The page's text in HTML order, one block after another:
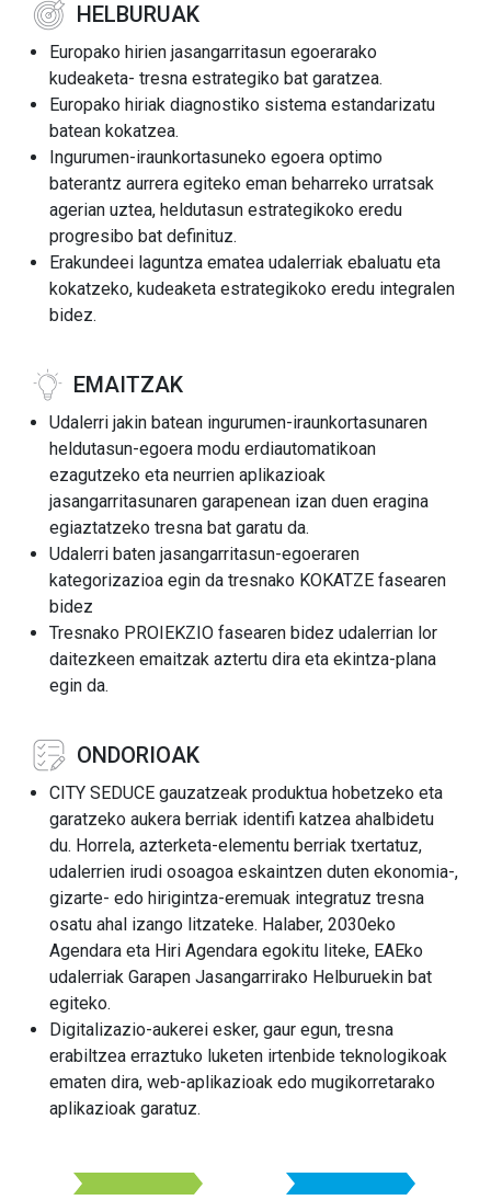
HELBURUAK
Europako hirien jasangarritasun egoerarako
kudeaketa- tresna estrategiko bat garatzea.
Europako hiriak diagnostiko sistema estandarizatu
batean kokatzea.
Ingurumen-iraunkortasuneko egoera optimo
baterantz aurrera egiteko eman beharreko urratsak
agerian uztea, heldutasun estrategikoko eredu
progresibo bat definituz.
Erakundeei laguntza ematea udalerriak ebaluatu eta
kokatzeko, kudeaketa estrategikoko eredu integralen
bidez.
EMAITZAK
Udalerri jakin batean ingurumen-iraunkortasunaren
heldutasun-egoera modu erdiautomatikoan
ezagutzeko eta neurrien aplikazioak
jasangarritasunaren garapenean izan duen eragina
egiaztatzeko tresna bat garatu da.
Udalerri baten jasangarritasun-egoeraren
kategorizazioa egin da tresnako KOKATZE fasearen
bidez
Tresnako PROIEKZIO fasearen bidez udalerrian lor
daitezkeen emaitzak aztertu dira eta ekintza-plana
egin da.
ONDORIOAK
CITY SEDUCE gauzatzeak produktua hobetzeko eta
garatzeko aukera berriak identifi katzea ahalbidetu
du. Horrela, azterketa-elementu berriak txertatuz,
udalerrien irudi osoagoa eskaintzen duten ekonomia-,
gizarte- edo hirigintza-eremuak integratuz tresna
osatu ahal izango litzateke. Halaber, 2030eko
Agendara eta Hiri Agendara egokitu liteke, EAEko
udalerriak Garapen Jasangarrirako Helburuekin bat
egiteko.
Digitalizazio-aukerei esker, gaur egun, tresna
erabiltzea erraztuko luketen irtenbide teknologikoak
ematen dira, web-aplikazioak edo mugikorretarako
aplikazioak garatuz.